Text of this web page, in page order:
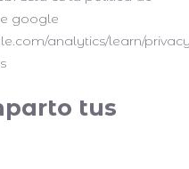
google
analytics/learn/
tus